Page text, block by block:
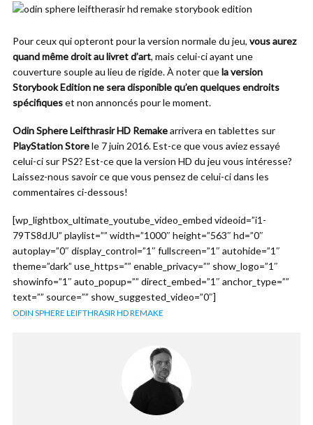
Pour ceux qui opteront pour la version normale du jeu, vous aurez
quand même droit au livret d’art, mais celui-ci ayant une
couverture souple au lieu de rigide. À noter quela version
Storybook Edition ne sera disponible qu’en quelques endroits
spécifiqueset non annoncés pour le moment.
Odin Sphere Leifthrasir HD Remakearrivera en tablettes sur
PlayStation Storele 7 juin 2016. Est-ce que vous aviez essayé
celui-ci sur PS2? Est-ce que la version HD du jeu vous intéresse?
Laissez-nous savoir ce que vous pensez de celui-ci dans les
commentaires ci-dessous!
[wp_lightbox_ultimate_youtube_video_embed videoid=”i1-
79TS8dJU” playlist=”” width=”1000″ height=”563″ hd=”0″
autoplay=”0″ display_control=”1″ fullscreen=”1″ autohide=”1″
theme=”dark” use_https=”” enable_privacy=”” show_logo=”1″
showinfo=”1″ auto_popup=”” direct_embed=”1″ anchor_type=””
text=”” source=”” show_suggested_video=”0″]
ODIN SPHERE LEIFTHRASIR HD REMAKE